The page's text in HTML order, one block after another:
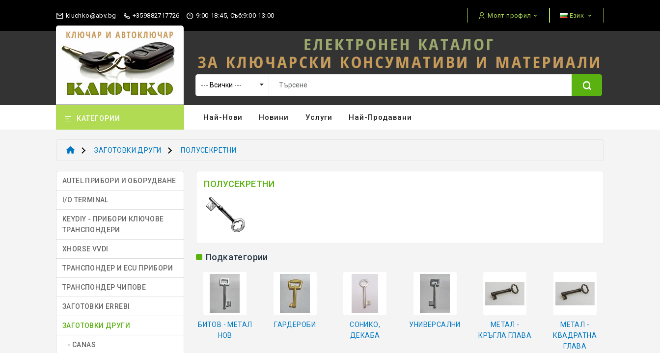
gb.vba@okhculk +359882717726 9:00-18:45, Съб:9:00-13:00 Моят профил Език
КАТЕГОРИИ Най-Нови Новини Услуги Най-Продавани
ЗАГОТОВКИ ДРУГИ ПОЛУСЕКРЕТНИ
AUTEL ПРИБОРИ И ОБОРУДВАНЕ
I/O TERMINAL
KEYDIY - ПРИБОРИ КЛЮЧОВЕ
ТРАНСПОНДЕРИ
XHORSE VVDI
ТРАНСПОНДЕР И ECU ПРИБОРИ
ТРАНСПОНДЕР ЧИПОВЕ
ЗАГОТОВКИ ERREBI
ЗАГОТОВКИ ДРУГИ
- CANAS
ПОЛУСЕКРЕТНИ
Подкатегории
БИТОВ - МЕТАЛ
НОВ
ГАРДЕРОБИ
СОНИКО,
ДЕКАБА
УНИВЕРСАЛНИ
МЕТАЛ -
КРЪГЛА ГЛАВА
МЕТАЛ -
КВАДРАТНА
ГЛАВА